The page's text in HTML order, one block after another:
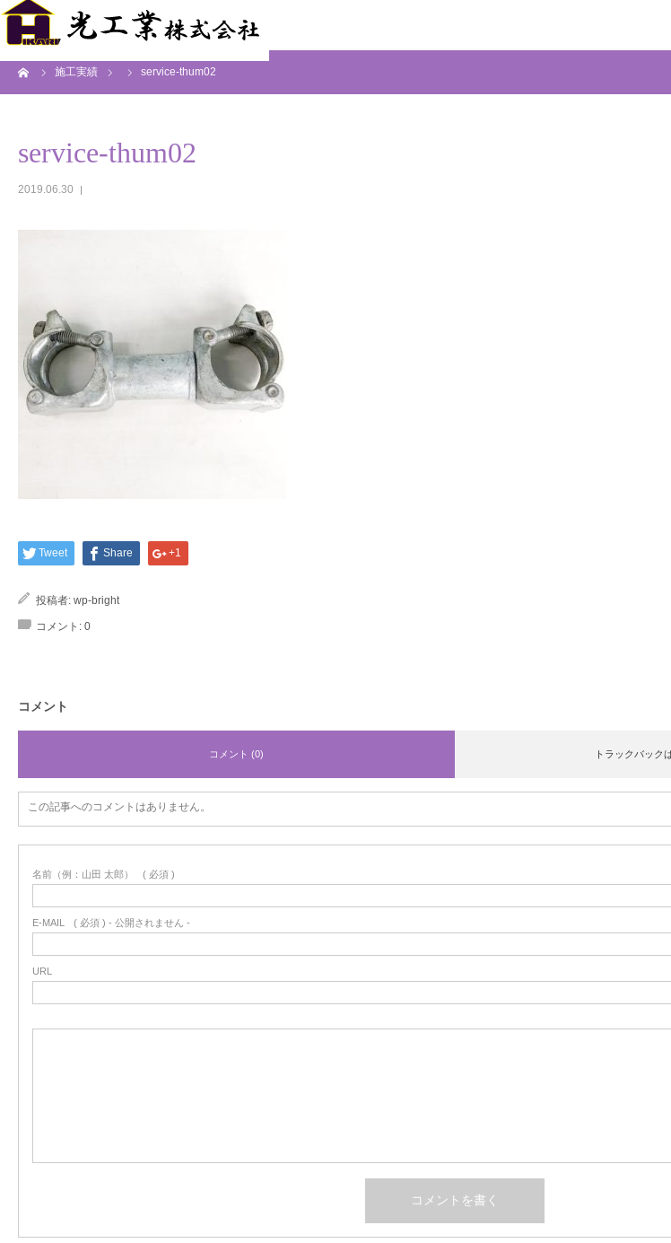
施工実績 service-thum02
service-thum02
2019.06.30
Tweet Share +1
投稿者: wp-bright
コメント: 0
コメント
コメント (0) トラックバック
この記事へのコメントはありません。
名前（例：山田 太郎） ( 必須 )
E-MAIL ( 必須 ) - 公開されません -
URL